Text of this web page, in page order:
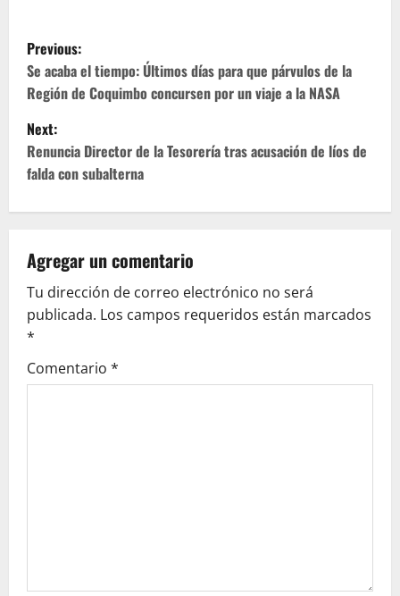
P
o
s
t
n
v
i
g
a
Previous:
Se acaba el tiempo: Últimos días para que párvulos de la
Región de Coquimbo concursen por un viaje a la NASA
Next:
Renuncia Director de la Tesorería tras acusación de líos de
falda con subalterna
Agregar un comentario
Tu dirección de correo electrónico no será
publicada. Los campos requeridos están marcados
*
Comentario *